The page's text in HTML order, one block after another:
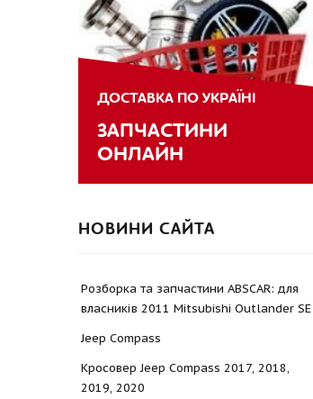
ДОСТАВКА ПО УКРАЇНІ
ЗАПЧАСТИНИ
ОНЛАЙН
НОВИНИ САЙТА
Розборка та запчастини ABSCAR: для
власників 2011 Mitsubishi Outlander SE
Jeep Compass
Кросовер Jeep Compass 2017, 2018,
2019, 2020